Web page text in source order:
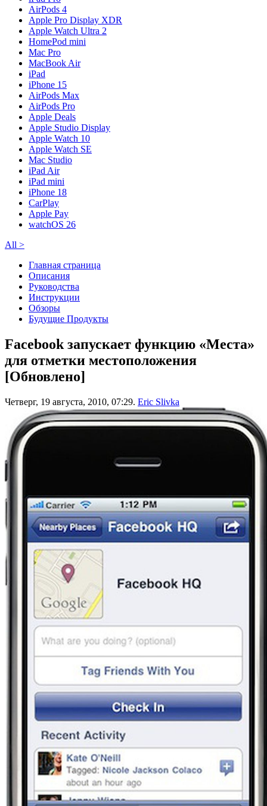
AirPods 4
Apple Pro Display XDR
Apple Watch Ultra 2
HomePod mini
Mac Pro
MacBook Air
iPad
iPhone 15
AirPods Max
AirPods Pro
Apple Deals
Apple Studio Display
Apple Watch 10
Apple Watch SE
Mac Studio
iPad Air
iPad mini
iPhone 18
CarPlay
Apple Pay
watchOS 26
All >
Главная страница
Описания
Руководства
Инструкции
Обзоры
Будущие Продукты
Facebook запускает функцию «Места»
для отметки местоположения
[Обновлено]
Четверг, 19 августа, 2010, 07:29. Eric Slivka